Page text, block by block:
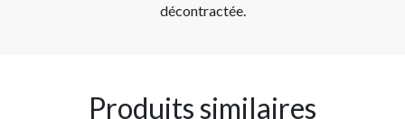
décontractée.
Produits similaires